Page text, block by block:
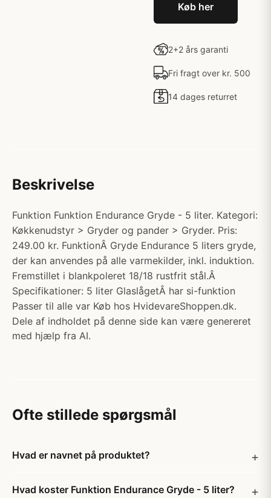
Køb her
2+2 års garanti
Fri fragt over kr. 500
14 dages returret
Beskrivelse
Funktion Funktion Endurance Gryde - 5 liter. Kategori:
Køkkenudstyr > Gryder og pander > Gryder. Pris:
249.00 kr. FunktionÂ Gryde Endurance 5 liters gryde,
der kan anvendes på alle varmekilder, inkl. induktion.
Fremstillet i blankpoleret 18/18 rustfrit stål.Â
Specifikationer: 5 liter GlaslågetÂ har si-funktion
Passer til alle var Køb hos HvidevareShoppen.dk.
Dele af indholdet på denne side kan være genereret
med hjælp fra AI.
Ofte stillede spørgsmål
Hvad er navnet på produktet?
Hvad koster Funktion Endurance Gryde - 5 liter?